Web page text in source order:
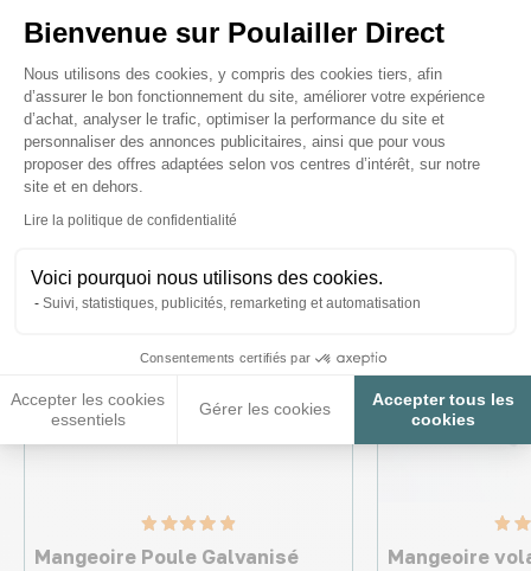
Bienvenue sur Poulailler Direct
Plateforme de Gestion du
Nous utilisons des cookies, y compris des cookies tiers, afin
d’assurer le bon fonctionnement du site, améliorer votre expérience
d’achat, analyser le trafic, optimiser la performance du site et
personnaliser des annonces publicitaires, ainsi que pour vous
proposer des offres adaptées selon vos centres d’intérêt, sur notre
site et en dehors.
Lire la politique de confidentialité
Voici pourquoi nous utilisons des cookies.
Suivi, statistiques, publicités, remarketing et automatisation
Consentements certifiés par
Accepter les cookies
essentiels
Gérer les cookies
Accepter tous les
cookies
Axeptio consent
Ces produits peuvent vous
intéresser
Mangeoire Poule Galvanisé
Mangeoire